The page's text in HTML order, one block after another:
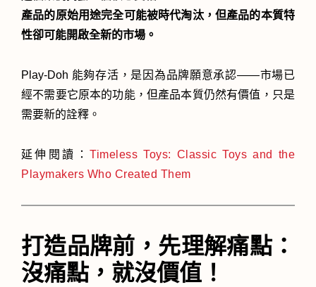
產品的原始用途完全可能被時代淘汰，但產品的本質特
性卻可能開啟全新的市場。
Play-Doh 能夠存活，是因為品牌願意承認——市場已
經不需要它原本的功能，但產品本質仍然有價值，只是
需要新的詮釋。
延伸閱讀：Timeless Toys: Classic Toys and the
Playmakers Who Created Them
打造品牌前，先理解痛點：
沒痛點，就沒價值！